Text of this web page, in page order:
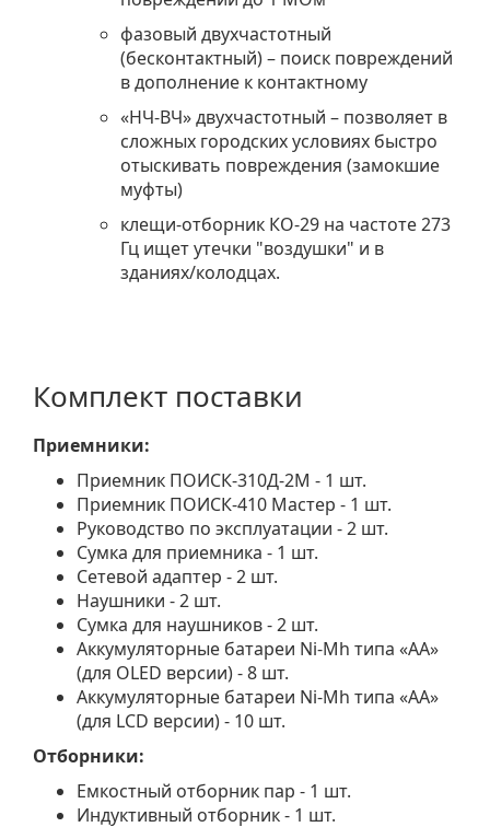
фазовый двухчастотный
(бесконтактный) – поиск повреждений
в дополнение к контактному
«НЧ-ВЧ» двухчастотный – позволяет в
сложных городских условиях быстро
отыскивать повреждения (замокшие
муфты)
клещи-отборник КО-29 на частоте 273
Гц ищет утечки "воздушки" и в
зданиях/колодцах.
Комплект поставки
Приемники:
Приемник ПОИСК-310Д-2М - 1 шт.
Приемник ПОИСК-410 Мастер - 1 шт.
Руководство по эксплуатации - 2 шт.
Сумка для приемника - 1 шт.
Сетевой адаптер - 2 шт.
Наушники - 2 шт.
Сумка для наушников - 2 шт.
Аккумуляторные батареи Ni-Mh типа «АА»
(для OLED версии) - 8 шт.
Аккумуляторные батареи Ni-Mh типа «АА»
(для LCD версии) - 10 шт.
Отборники:
Емкостный отборник пар - 1 шт.
Индуктивный отборник - 1 шт.